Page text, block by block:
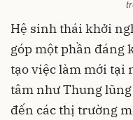
Hệ sinh thái khởi
góp một phần đáng
tạo việc làm mới tại
tâm như Thung
đến các thị trường